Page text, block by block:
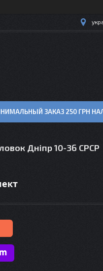
ЗАКАЗ 250 ГРН
Дніпр 10-36 СРСР